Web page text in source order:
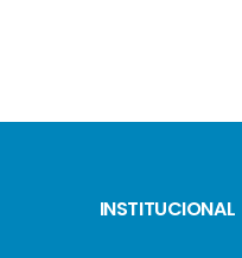
INSTITUCIONAL